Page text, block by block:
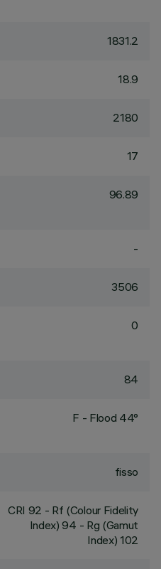
1831.2
18.9
2180
17
96.89
-
3506
0
84
F - Flood 44°
fisso
CRI 92 - Rf (Colour Fidelity
Index) 94 - Rg (Gamut
Index) 102